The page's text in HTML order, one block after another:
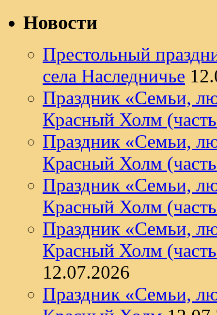
Новости
Престольный
села Наследничье
Праздник «Семьи,
Красный Холм
Праздник «Семьи,
Красный Холм
Праздник «Семьи,
Красный Холм
Праздник «Семьи,
Красный Холм
12.07.2026
Праздник «Семьи,